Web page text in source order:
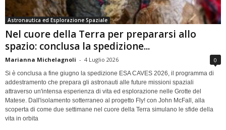
Astronautica ed Esplorazione Spaziale
Nel cuore della Terra per prepararsi allo
spazio: conclusa la spedizione...
Marianna Michelagnoli - 4 Luglio 2026 0
Si è conclusa a fine giugno la spedizione ESA CAVES 2026, il programma di
addestramento che prepara gli astronauti alle future missioni spaziali
attraverso un'intensa esperienza di vita ed esplorazione nelle Grotte del
Matese. Dall'isolamento sotterraneo al progetto Fly! con John McFall, alla
scoperta di come due settimane nel cuore della Terra simulano le sfide della
vita in orbita